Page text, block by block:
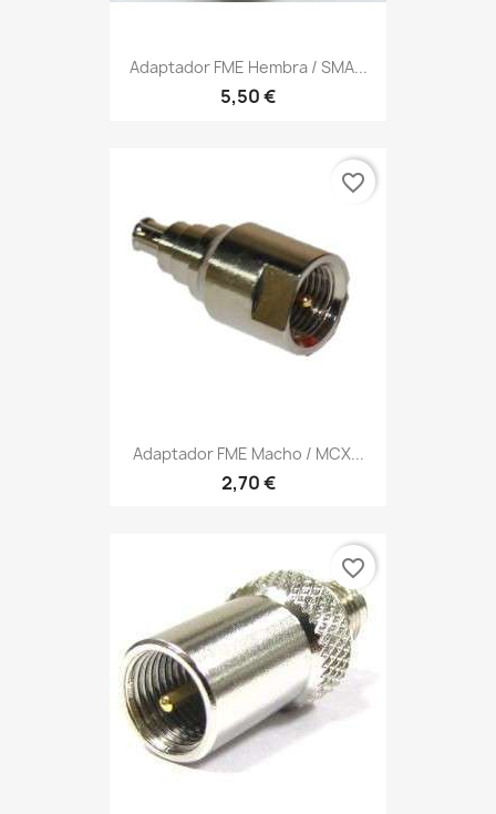
Adaptador FME Hembra / SMA...
5,50 €
Adaptador FME Macho / MCX...
2,70 €
favorite_border
favorite_border